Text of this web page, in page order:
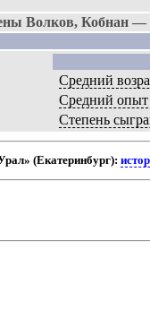
Волков, Кобнан —
Средний
Средний опыт
Степень
(Екатеринбург):